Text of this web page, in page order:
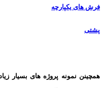
فرش های یکپارچه
پشتی
همچینن نمونه پروژه های بسیار